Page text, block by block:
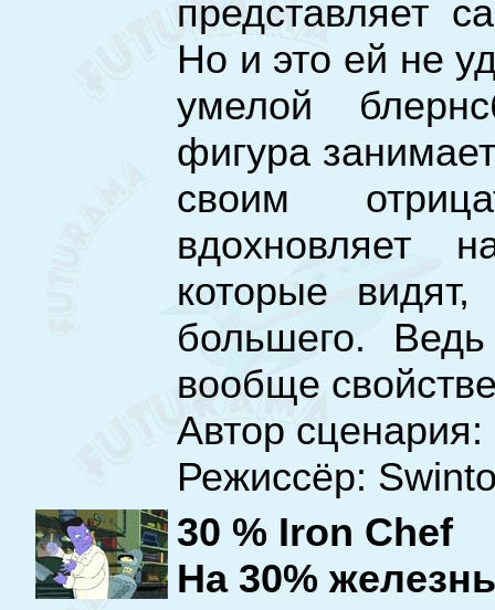
представляет
Но и это ей не
умелой
фигура
своим
вдохновляет
которые
большего.
вообще
Автор
Режиссёр:
30 % Iron Chef
На 30%